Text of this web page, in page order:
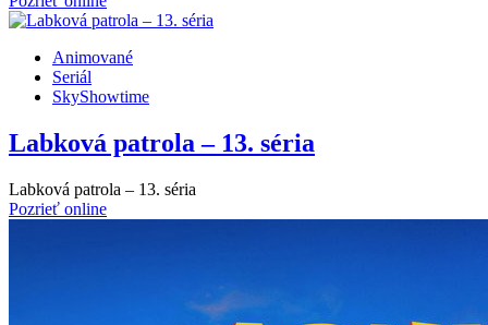
Animované
Seriál
SkyShowtime
Labková patrola – 13. séria
Labková patrola – 13. séria
Pozrieť online